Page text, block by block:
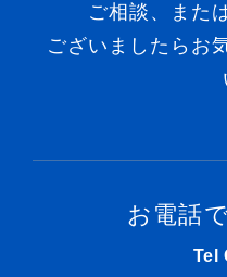
ご相談、また
ございましたらお
お電話
Tel